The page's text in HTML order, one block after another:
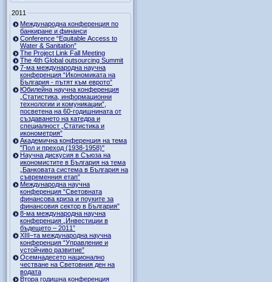
2011
Международна конференция по
банкиране и финанси
Conference “Equitable Access to
Water & Sanitation”
The Project Link Fall Meeting
The 4th Global outsourcing Summit
7-ма международна научна
конференция “Икономиката на
България - пътят към еврото”
Юбилейна научна конференция
„Статистика, информационни
технологии и комуникации”,
посветена на 60-годишнината от
създаването на катедра и
специалност „Статистика и
иконометрия”
Академична конференция на тема
"Пол и преход (1938-1958)"
Научна дискусия в Съюза на
икономистите в България на тема
„Банковата система в България на
съвременния етап”
Международна научна
конференция “Световната
финансова криза и поуките за
финансовия сектор в България”
8-ма международна научна
конференция „Инвестиции в
бъдещето – 2011”
ХІІІ–та международна научна
конференция “Управление и
устойчиво развитие”
Осемнадесето национално
честване на Световния ден на
водата
Втора годишна конференция